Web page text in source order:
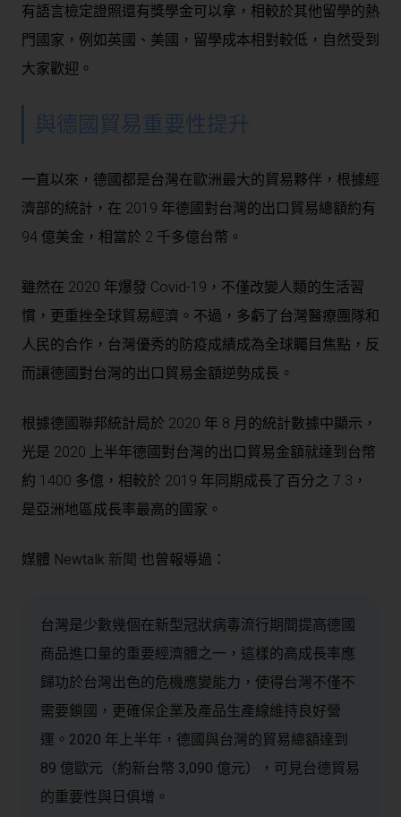
有語言檢定證照還有獎學金可以拿，相較於其他留學的熱
門國家，例如英國、美國，留學成本相對較低，自然受到
大家歡迎。
與德國貿易重要性提升
一直以來，德國都是台灣在歐洲最大的貿易夥伴，根據經
濟部的統計，在 2019 年德國對台灣的出口貿易總額約有
94 億美金，相當於 2 千多億台幣。
雖然在 2020 年爆發 Covid-19，不僅改變人類的生活習
慣，更重挫全球貿易經濟。不過，多虧了台灣醫療團隊和
人民的合作，台灣優秀的防疫成績成為全球矚目焦點，反
而讓德國對台灣的出口貿易金額逆勢成長。
根據德國聯邦統計局於 2020 年 8 月的統計數據中顯示，
光是 2020 上半年德國對台灣的出口貿易金額就達到台幣
約 1400 多億，相較於 2019 年同期成長了百分之 7.3，
是亞洲地區成長率最高的國家。
媒體 Newtalk 新聞 也曾報導過：
台灣是少數幾個在新型冠狀病毒流行期間提高德國
商品進口量的重要經濟體之一，這樣的高成長率應
歸功於台灣出色的危機應變能力，使得台灣不僅不
需要鎖國，更確保企業及產品生產線維持良好營
運。2020 年上半年，德國與台灣的貿易總額達到
89 億歐元（約新台幣 3,090 億元），可見台德貿易
的重要性與日俱增。